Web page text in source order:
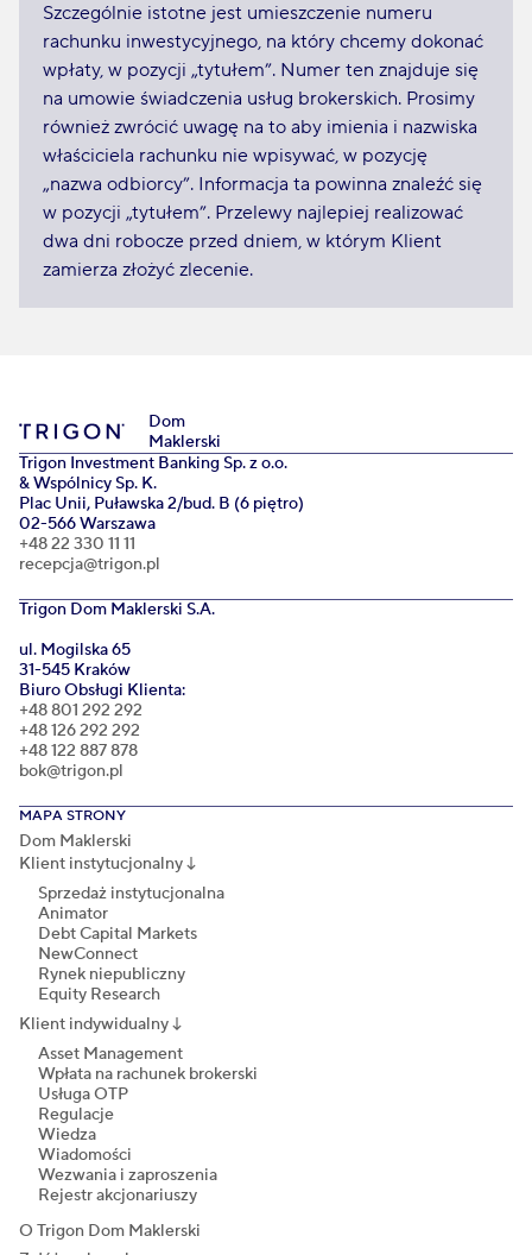
Szczególnie istotne jest umieszczenie numeru
rachunku inwestycyjnego, na który chcemy dokonać
wpłaty, w pozycji „tytułem”. Numer ten znajduje się
na umowie świadczenia usług brokerskich. Prosimy
również zwrócić uwagę na to aby imienia i nazwiska
właściciela rachunku nie wpisywać, w pozycję
„nazwa odbiorcy”. Informacja ta powinna znaleźć się
w pozycji „tytułem”. Przelewy najlepiej realizować
dwa dni robocze przed dniem, w którym Klient
zamierza złożyć zlecenie.
Dom
Maklerski
Trigon Investment Banking Sp. z o.o.
& Wspólnicy Sp. K.
Plac Unii, Puławska 2/bud. B (6 piętro)
02-566 Warszawa
+48 22 330 11 11
recepcja@trigon.pl
Trigon Dom Maklerski S.A.
ul. Mogilska 65
31-545 Kraków
Biuro Obsługi Klienta:
+48 801 292 292
+48 126 292 292
+48 122 887 878
bok@trigon.pl
MAPA STRONY
Dom Maklerski
Klient instytucjonalny↓
Sprzedaż instytucjonalna
Animator
Debt Capital Markets
NewConnect
Rynek niepubliczny
Equity Research
Klient indywidualny↓
Asset Management
Wpłata na rachunek brokerski
Usługa OTP
Regulacje
Wiedza
Wiadomości
Wezwania i zaproszenia
Rejestr akcjonariuszy
O Trigon Dom Maklerski